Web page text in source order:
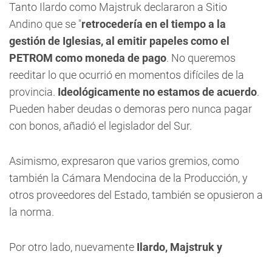
Tanto Ilardo como Majstruk declararon a Sitio
Andino que se "retrocedería en el tiempo a la
gestión de Iglesias, al emitir papeles como el
PETROM como moneda de pago. No queremos
reeditar lo que ocurrió en momentos difíciles de la
provincia. Ideológicamente no estamos de acuerdo.
Pueden haber deudas o demoras pero nunca pagar
con bonos, añadió el legislador del Sur.
Asimismo, expresaron que varios gremios, como
también la Cámara Mendocina de la Producción, y
otros proveedores del Estado, también se opusieron a
la norma.
Por otro lado, nuevamente Ilardo, Majstruk y